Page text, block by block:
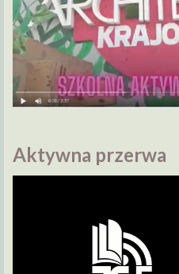
Aktywna przerwa